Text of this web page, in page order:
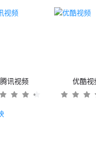
腾讯视频 优酷视